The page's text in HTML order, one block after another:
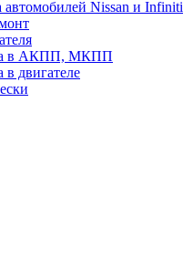
автомобилей Nissan и Infiniti
в АКПП, МКПП
в двигателе